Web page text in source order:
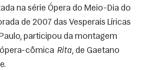
na série Ópera do Meio-Dia do
de 2007 das Vesperais Líricas
participou da montagem
cômica Rita, de Gaetano